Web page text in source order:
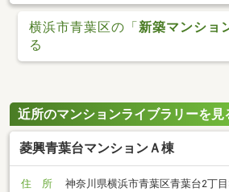
横浜市青葉区の「新築マンショ
る
近所のマンションライブラリーを見
菱興青葉台マンションＡ棟
住 所
神奈川県横浜市青葉区青葉台2丁